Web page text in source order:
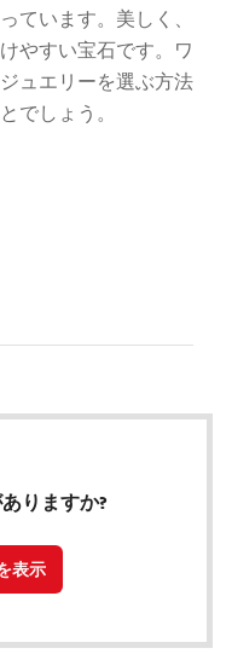
ています。美しく、
やすい宝石です。ワ
ュエリーを選ぶ方法
でしょう。
りますか?
表示